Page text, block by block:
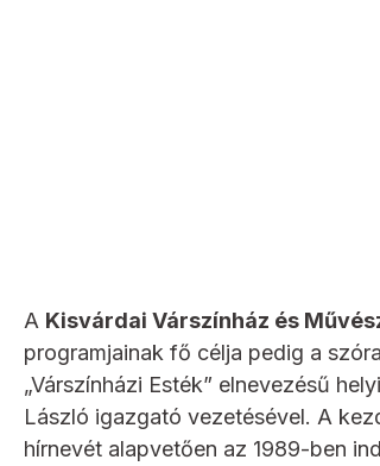
A Kisvárdai Várszínház és
programjainak fő célja pedig a
„Várszínházi Esték” elnevezésű
László igazgató vezetésével. A
hírnevét alapvetően az 1989-ben